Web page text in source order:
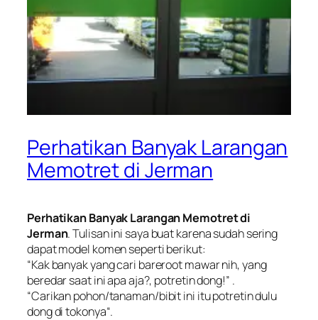
Perhatikan Banyak Larangan
Memotret di Jerman
Perhatikan Banyak Larangan Memotret di
Jerman. Tulisan ini saya buat karena sudah sering
dapat model komen seperti berikut:
“Kak banyak yang cari bareroot mawar nih, yang
beredar saat ini apa aja?, potretin dong!” .
“Carikan pohon/tanaman/bibit ini itu potretin dulu
dong di tokonya“.